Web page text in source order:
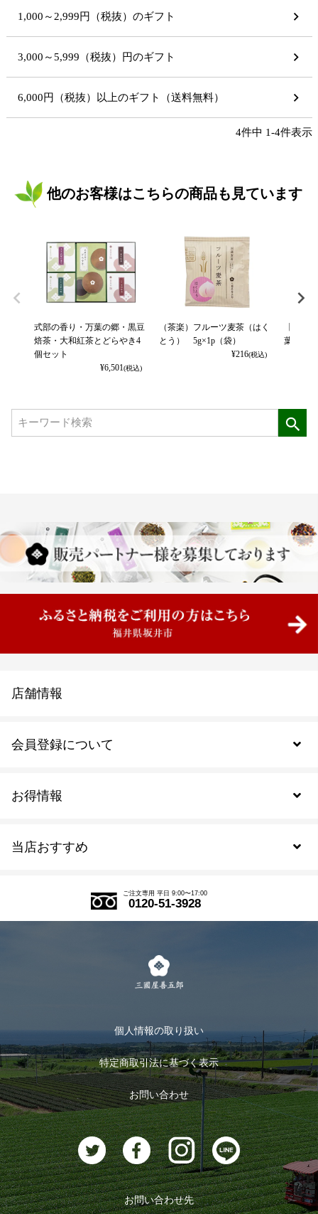
1,000～2,999円（税抜）のギフト
3,000～5,999（税抜）円のギフト
6,000円（税抜）以上のギフト（送料無料）
4件中 1-4件表示
他のお客様はこちらの商品も見ています
式部の香り・万葉の郷・黒豆
焙茶・大和紅茶とどらやき4
個セット
¥6,501(税込)
（茶楽）フルーツ麦茶（はく
とう） 5g×1p（袋）
¥216(税込)
葉の郷
当店おすすめ
式部の香りシリーズ
お茶のギフト
おすすめのお茶
お茶に合うスイーツ
お得情報
会員登録について
会員規約について
ログイン
ログアウト
店舗情報
ご注文専用 平日 9:00〜17:00
0120-51-3928
個人情報の取り扱い
特定商取引法に基づく表示
お問い合わせ
お問い合わせ先